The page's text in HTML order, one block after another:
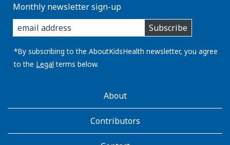
Monthly newsletter sign-up
enter
you
email
address:
Subscribe
*By subscribing to the AboutKidsHealth newsletter, you agree
to the Legal terms below.
AboutKidsHealthAbout
Contributors